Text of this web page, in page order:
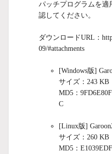
パッチプログラムを適
認してください。
ダウンロードURL：
09/#attachments
[Windows版]
サイズ：243 KB
MD5：
C
[Linux版]
サイズ：260 KB
MD5：